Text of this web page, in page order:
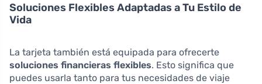
Soluciones Flexibles Adaptadas a Tu Estilo de
Vida
La tarjeta también está equipada para ofrecerte
soluciones financieras flexibles. Esto significa que
puedes usarla tanto para tus necesidades de viaje